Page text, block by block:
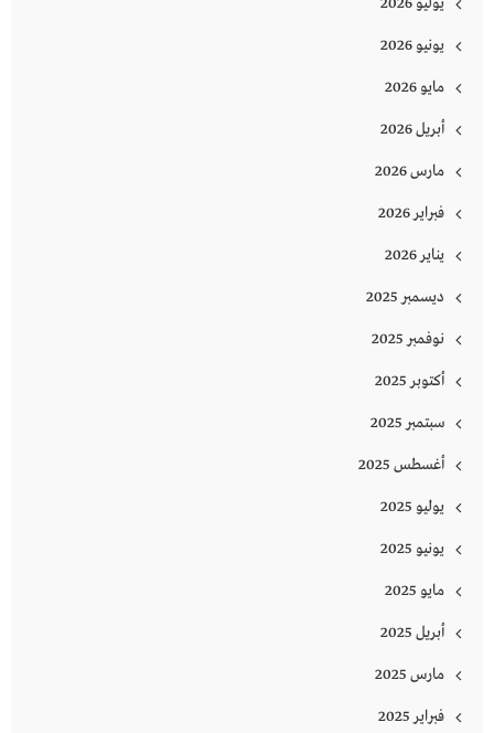
يونيو 2026
مايو 2026
أبريل 2026
مارس 2026
فبراير 2026
يناير 2026
ديسمبر 2025
نوفمبر 2025
أكتوبر 2025
سبتمبر 2025
أغسطس 2025
يوليو 2025
يونيو 2025
مايو 2025
أبريل 2025
مارس 2025
فبراير 2025